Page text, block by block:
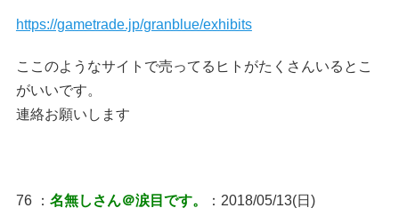
https://gametrade.jp/granblue/exhibits
ここのようなサイトで売ってるヒトがたくさんいるとこ
がいいです。
連絡お願いします
76 ： 名無しさん＠涙目です。
：2018/05/13(日)